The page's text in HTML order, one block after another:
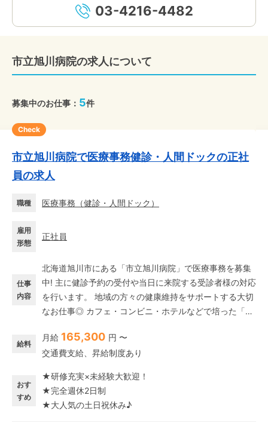
03-4216-4482
市立旭川病院の求人について
募集中のお仕事： 5件
Check
市立旭川病院で医療事務健診・人間ドックの正社
員の求人
職種 医療事務 （健診・人間ドック ）
雇用
形態
正社員
仕事
内容
北海道旭川市にある「市立旭川病院」で医療事務を募集
中! 主に健診予約の受付や当日に来院する受診者様の対応
を行います。 地域の方々の健康維持をサポートする大切
なお仕事◎ カフェ・コンビニ・ホテルなどで培った「お
とが好き」「チームで円滑に仕事を進めたい」そんなあ
なたの明るい対応を活かしませんか♪ 【この求人のポイ
までのお仕事なので、ご家庭やプライベートと両立しな
がら働けます。 ★残業ほぼなし! 予約をされてる受診者
様がほとんどなので、1日の見通しを立てて働けます♪
給料
月給 165,300 円 〜
交通費支給、昇給制度あり
おす
すめ
★研修充実×未経験大歓迎！
★完全週休2日制
★大人気の土日祝休み♪